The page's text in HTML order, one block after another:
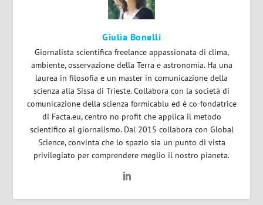
Giulia Bonelli
Giornalista scientifica freelance appassionata di clima,
ambiente, osservazione della Terra e astronomia. Ha una
laurea in filosofia e un master in comunicazione della
scienza alla Sissa di Trieste. Collabora con la società di
comunicazione della scienza formicablu ed è co-fondatrice
di Facta.eu, centro no profit che applica il metodo
scientifico al giornalismo. Dal 2015 collabora con Global
Science, convinta che lo spazio sia un punto di vista
privilegiato per comprendere meglio il nostro pianeta.